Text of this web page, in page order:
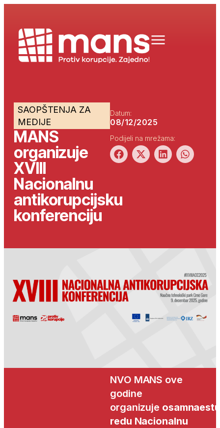
SAOPŠTENJA ZA
MEDIJE
MANS
organizuje
XVIII
Nacionalnu
antikorupcijsku
konferenciju
Datum:
08/12/2025
Podijeli na mrežama:
NVO MANS ove
godine
organizuje osamnaestu
redu Nacionalnu